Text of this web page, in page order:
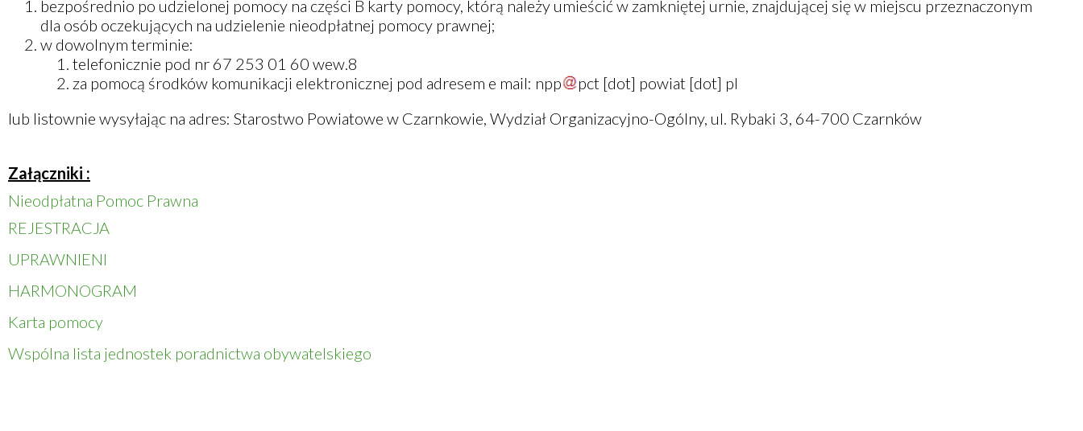
bezpośrednio po udzielonej pomocy na części B karty pomocy, którą należy umieścić w zamkniętej urnie, znajdującej się w miejscu przeznaczonym
dla osób oczekujących na udzielenie nieodpłatnej pomocy prawnej;
w dowolnym terminie:
telefonicznie pod nr 67 253 01 60 wew.8
za pomocą środków komunikacji elektronicznej pod adresem e mail: npp pct [dot] powiat [dot] pl
lub listownie wysyłając na adres: Starostwo Powiatowe w Czarnkowie, Wydział Organizacyjno-Ogólny, ul. Rybaki 3, 64-700 Czarnków
Załączniki :
Nieodpłatna Pomoc Prawna
REJESTRACJA
UPRAWNIENI
HARMONOGRAM
Karta pomocy
Wspólna lista jednostek poradnictwa obywatelskiego